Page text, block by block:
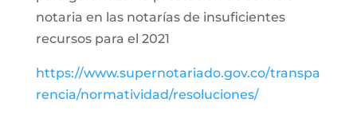
notaria en las notarías de insuficientes
recursos para el 2021
https://www.supernotariado.gov.co/transpa
rencia/normatividad/resoluciones/